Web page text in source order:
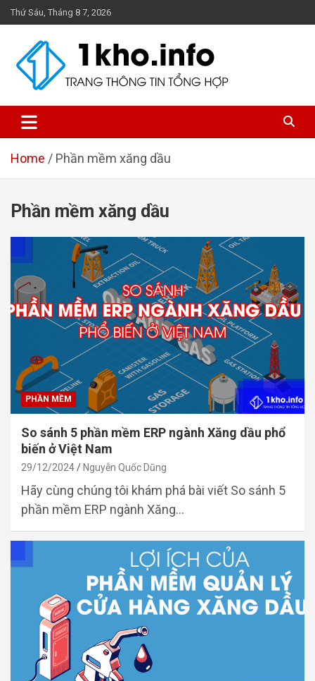
Skip
to
content
Thứ Sáu, Tháng 8 7, 2026
1Kho
Home Phần mềm xăng dầu
Phần mềm xăng dầu
PHẦN MỀM
So sánh 5 phần mềm ERP ngành Xăng dầu phổ
biến ở Việt Nam
29/12/2024 Nguyễn Quốc Dũng
Hãy cùng chúng tôi khám phá bài viết So sánh 5
phần mềm ERP ngành Xăng…